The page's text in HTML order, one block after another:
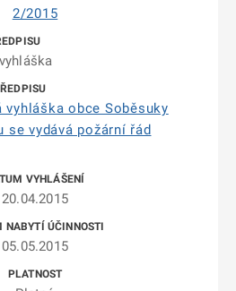
2/2015
vyhláška obce Soběsuky
se vydává požární řád
20.04.2015
05.05.2015